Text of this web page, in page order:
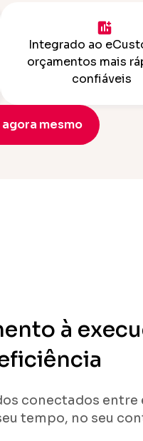
Integrado ao
orçamentos mais
confiáveis
mesmo
à
conectados entre
tempo, no seu